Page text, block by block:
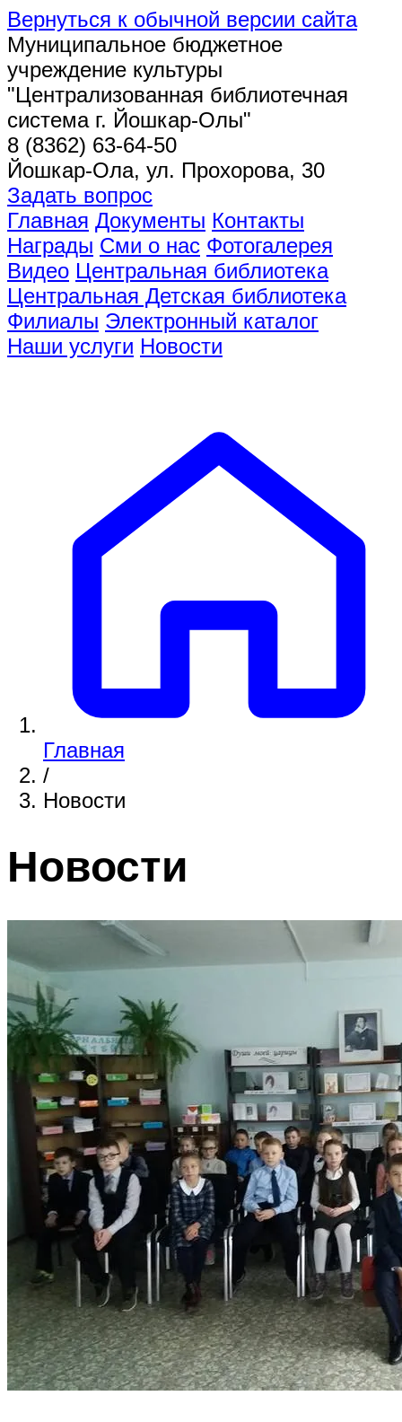
Вернуться к обычной версии сайта
Муниципальное бюджетное
учреждение культуры
"Централизованная библиотечная
система г. Йошкар-Олы"
8 (8362) 63-64-50
Йошкар-Ола, ул. Прохорова, 30
Задать вопрос
Главная Документы Контакты
Награды Сми о нас Фотогалерея
Видео Центральная библиотека
Центральная Детская библиотека
Филиалы Электронный каталог
Наши услуги Новости
Главная
/
Новости
Новости